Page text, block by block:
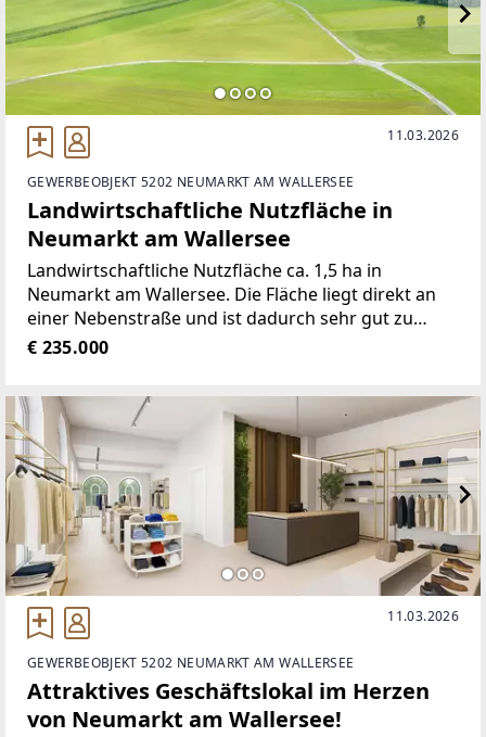
11.03.2026
GEWERBEOBJEKT 5202 NEUMARKT AM WALLERSEE
Landwirtschaftliche Nutzfläche in
Neumarkt am Wallersee
Landwirtschaftliche Nutzfläche ca. 1,5 ha in
Neumarkt am Wallersee. Die Fläche liegt direkt an
einer Nebenstraße und ist dadurch sehr gut zu
bewirtschaften. Die Möglichkeit eine größere Fläche
€ 235.000
11.03.2026
GEWERBEOBJEKT 5202 NEUMARKT AM WALLERSEE
Attraktives Geschäftslokal im Herzen
von Neumarkt am Wallersee!